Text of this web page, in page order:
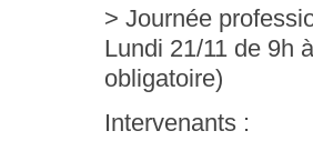
> Journée
Lundi 21/11 de 9h
obligatoire)
Intervenants :